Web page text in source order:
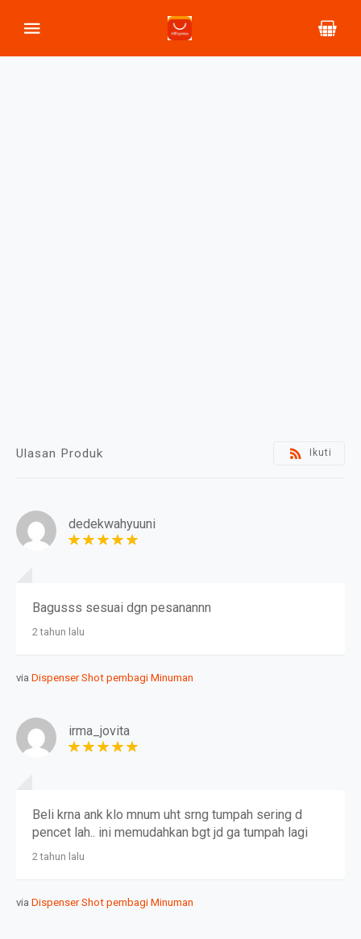
Ulasan Produk Ikuti
dedekwahyuuni
Bagusss sesuai dgn pesanannn
2 tahun lalu
via Dispenser Shot pembagi Minuman
irma_jovita
Beli krna ank klo mnum uht srng tumpah sering d
pencet lah.. ini memudahkan bgt jd ga tumpah lagi
2 tahun lalu
via Dispenser Shot pembagi Minuman